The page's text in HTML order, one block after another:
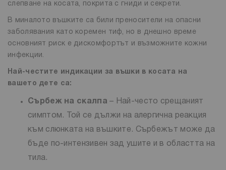
слепване на косата, покрита с гниди и секрети.
В миналото въшките са били преносители на опасни
заболявания като коремен тиф, но в днешно време
основният риск е дискомфортът и възможните кожни
инфекции.
Най-честите индикации за въшки в косата на
вашето дете са:
Сърбеж на скалпа – Най-често срещаният
симптом. Той се дължи на алергична реакция
към слюнката на въшките. Сърбежът може да
бъде по-интензивен зад ушите и в областта на
тила.